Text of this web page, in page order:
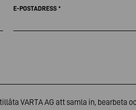
E-POSTADRESS *
VARTA AG att samla in, bearbeta